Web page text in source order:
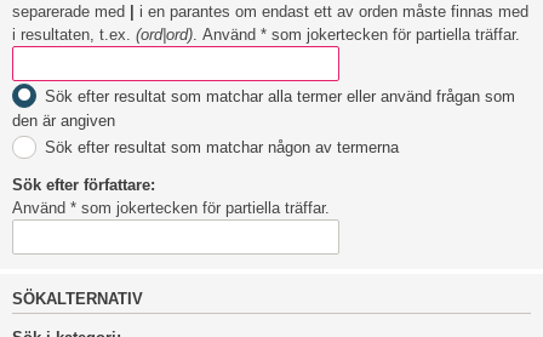
separerade med | i en parantes om endast ett av orden måste finnas med
i resultaten, t.ex. (ord|ord) . Använd * som jokertecken för partiella träffar.
Sök efter resultat som matchar alla termer eller använd frågan som
den är angiven
Sök efter resultat som matchar någon av termerna
Sök efter författare:
Använd * som jokertecken för partiella träffar.
SÖKALTERNATIV